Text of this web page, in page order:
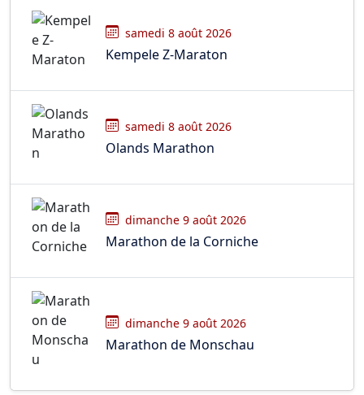
samedi 8 août 2026
Kempele Z-Maraton
samedi 8 août 2026
Olands Marathon
dimanche 9 août 2026
Marathon de la Corniche
dimanche 9 août 2026
Marathon de Monschau